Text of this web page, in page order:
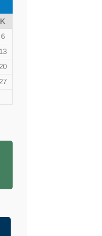
Κ
6
13
20
27